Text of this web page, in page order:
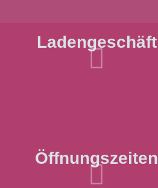
Ladengeschäft

Öffnungszeiten
